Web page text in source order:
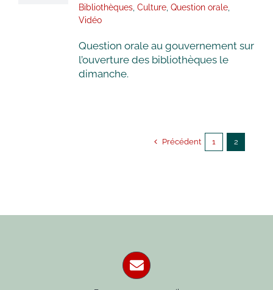
Bibliothèques Culture Question orale
Vidéo
Question orale au gouvernement sur
l’ouverture des bibliothèques le
dimanche.
Précédent 1 2